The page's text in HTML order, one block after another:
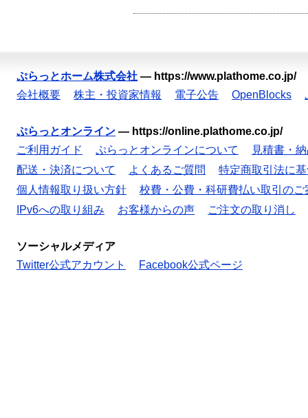
ぷらっとホーム株式会社 — https://www.plathome.co.jp/
会社概要
株主・投資家情報 電子公告 OpenBlocks
ぷらっとオンライン — https://online.plathome.co.jp/
ご利用ガイド
ぷらっとオンラインについて
見積書・
配送・決済について
よくあるご質問
特定商取引法に
個人情報取り扱い方針
校費・公費・科研費払い取引のご
IPv6への取り組み
お客様からの声 ご注文の取り消し
ソーシャルメディア
Twitter公式アカウント
Facebook公式ページ